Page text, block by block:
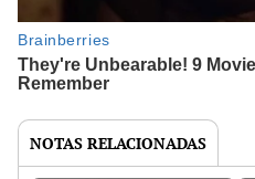
NOTAS RELACIONADAS